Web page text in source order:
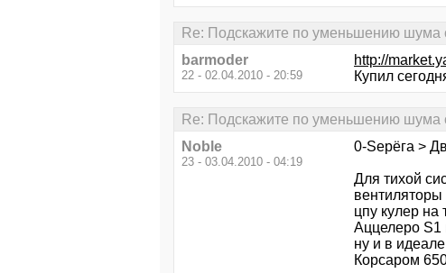
Re: Подскажите по уменьшению шума
barmoder
22 - 02.04.2010 - 20:59
http://
Купил
Re: Подскажите по уменьшению шума
Noble
23 - 03.04.2010 - 04:19
0-Sерёга >
Для тихой
цпу кулер на
Аццелеро S1
ну и в
Корсаром